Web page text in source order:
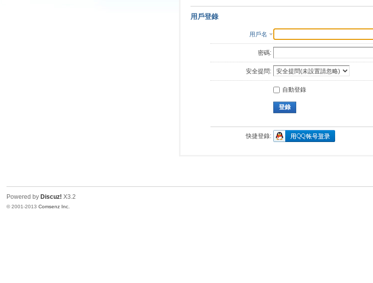
用戶登錄
用戶名
密碼:
安全提問:
自動登錄
登錄
快捷登錄:
Powered by Discuz! X3.2
© 2001-2013Comsenz Inc.